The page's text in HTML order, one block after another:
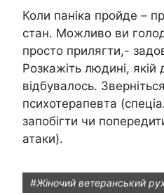
Коли паніка пройде –
стан. Можливо ви
просто прилягти,-
Розкажіть людині,
відбувалось.
психотерапевта
запобігти чи
атаки).
#Жіночий ветеранський